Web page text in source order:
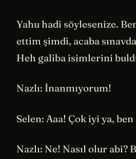
Yahu hadi söylesenize.
ettim şimdi, acaba
Heh galiba isimlerini
Nazlı: İnanmıyorum!
Selen: Aaa! Çok iyi ya,
Nazlı: Ne! Nasıl olur abi?